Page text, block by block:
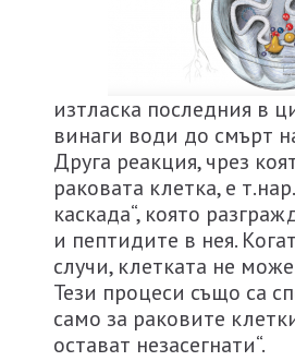
изтласка последния в
винаги води до смърт
Друга реакция, чрез
раковата клетка, е
каскада“, която
и пептидите в нея.
случи, клетката не
Тези процеси също са
само за раковите
остават незасегнати“.